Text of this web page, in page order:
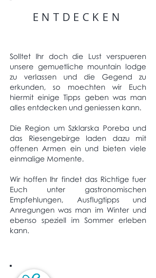
ENTDECKEN
Solltet Ihr doch die Lust verspueren
unsere gemuetliche mountain lodge
zu verlassen und die Gegend zu
erkunden, so moechten wir Euch
hiermit einige Tipps geben was man
alles entdecken und geniessen kann.
Die Region um Szklarska Poreba und
das Riesengebirge laden dazu mit
offenen Armen ein und bieten viele
einmalige Momente.
Wir hoffen Ihr findet das Richtige fuer
Euch unter gastronomischen
Empfehlungen, Ausflugtipps und
Anregungen was man im Winter und
ebenso speziell im Sommer erleben
kann.